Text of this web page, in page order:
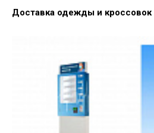
Доставка одежды и кроссовок